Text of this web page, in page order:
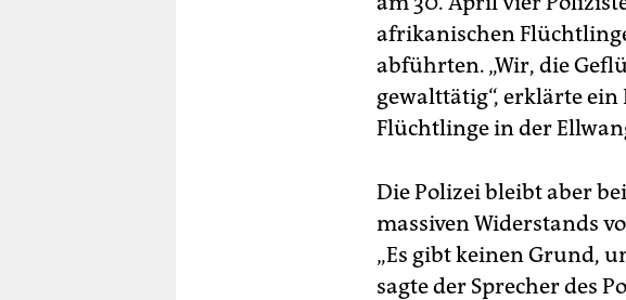
afrikanischen
abführten. „Wir, die
gewalttätig“, erklärte
Flüchtlinge in der
Die Polizei bleibt aber
massiven Widerstands
„Es gibt keinen Grund,
sagte der Sprecher des